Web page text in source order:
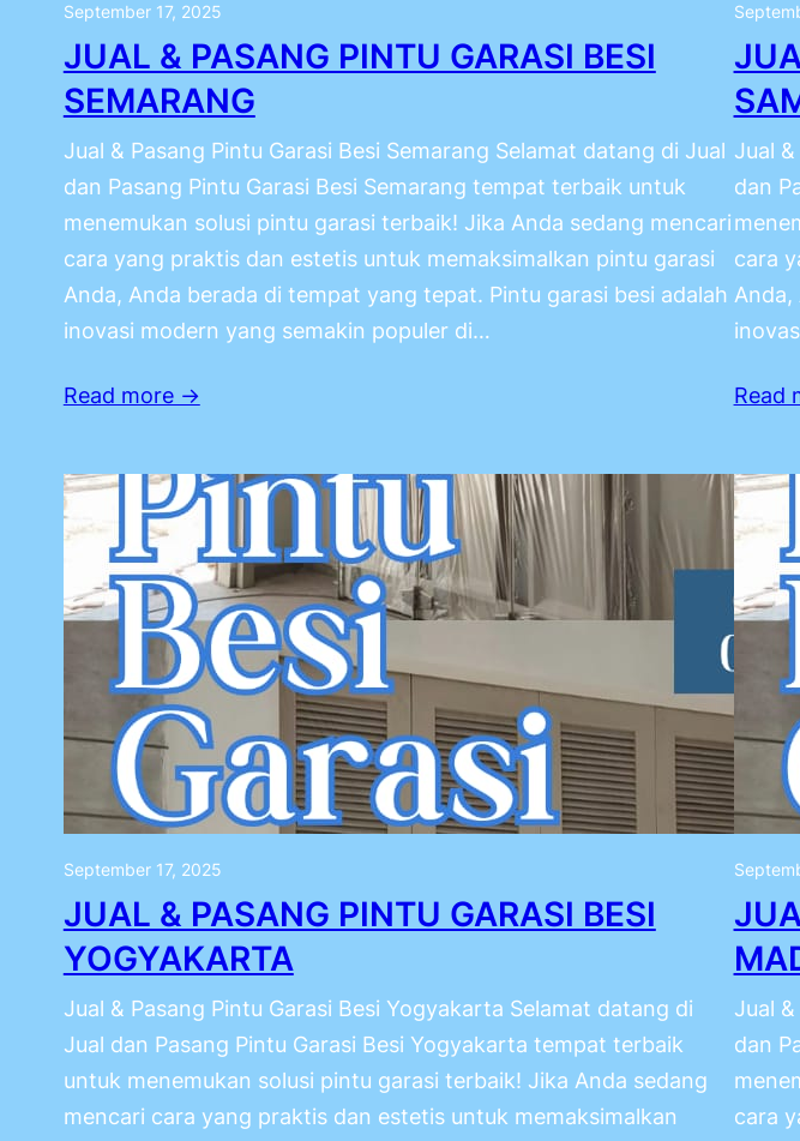
September 17, 2025
JUAL & PASANG PINTU GARASI BESI
SEMARANG
Jual & Pasang Pintu Garasi Besi Semarang Selamat datang di Jual
dan Pasang Pintu Garasi Besi Semarang tempat terbaik untuk
menemukan solusi pintu garasi terbaik! Jika Anda sedang mencari
cara yang praktis dan estetis untuk memaksimalkan pintu garasi
Anda, Anda berada di tempat yang tepat. Pintu garasi besi adalah
inovasi modern yang semakin populer di…
Read more →
Jual
dan
cara
Anda,
Read
September 17, 2025
JUAL & PASANG PINTU GARASI BESI
YOGYAKARTA
Jual & Pasang Pintu Garasi Besi Yogyakarta Selamat datang di
Jual dan Pasang Pintu Garasi Besi Yogyakarta tempat terbaik
untuk menemukan solusi pintu garasi terbaik! Jika Anda sedang
mencari cara yang praktis dan estetis untuk memaksimalkan
Jual
dan
cara